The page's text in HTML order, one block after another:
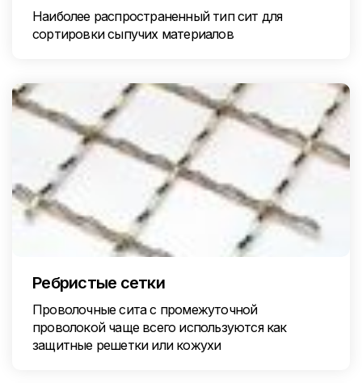
Наиболее распространенный тип сит для
сортировки сыпучих материалов
Ребристые сетки
Проволочные сита с промежуточной
проволокой чаще всего используются как
защитные решетки или кожухи